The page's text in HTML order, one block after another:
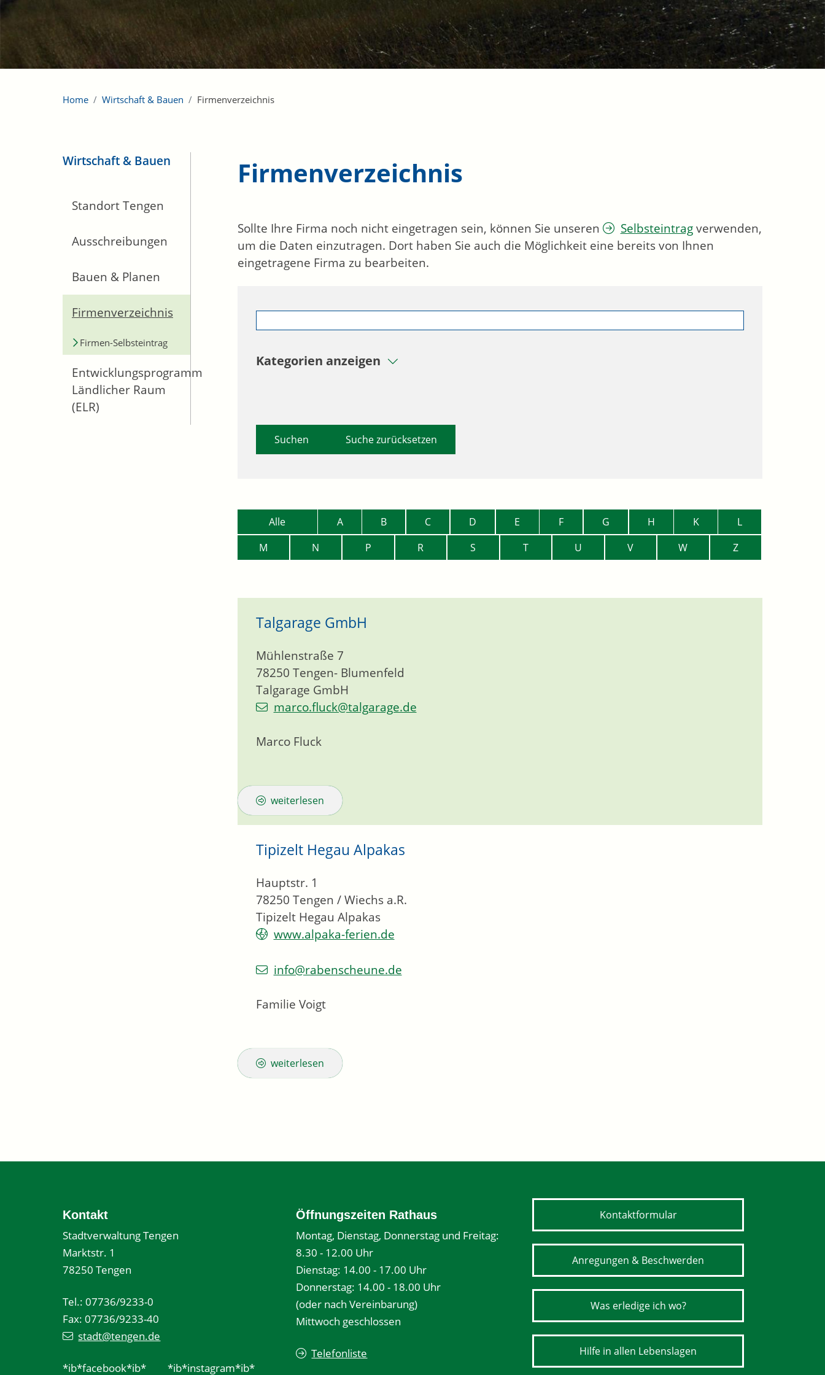
Home Wirtschaft & Bauen Firmenverzeichnis
Wirtschaft & Bauen
Standort Tengen
Ausschreibungen
Bauen & Planen
Firmenverzeichnis
Firmen-Selbsteintrag
Entwicklungsprogramm
Ländlicher Raum
(ELR)
Firmenverzeichnis
Sollte Ihre Firma noch nicht eingetragen sein, können Sie unseren Selbsteintragverwenden,
um die Daten einzutragen. Dort haben Sie auch die Möglichkeit eine bereits von Ihnen
eingetragene Firma zu bearbeiten.
Kategorien anzeigen
Suche zurücksetzen
Alle A B C D E F G H K
L
M
N P R S T U V W Z
Talgarage GmbH
Talgarage GmbH
Mühlenstraße 7
78250 Tengen- Blumenfeld
marco.fluck@talgarage.de
Marco Fluck
weiterlesen
Tipizelt Hegau Alpakas
Tipizelt Hegau Alpakas
Hauptstr. 1
78250 Tengen / Wiechs a.R.
www.alpaka-ferien.de
info@rabenscheune.de
Familie Voigt
weiterlesen
Kontakt
Stadtverwaltung Tengen
Marktstr. 1
78250 Tengen
Tel.: 07736/9233-0
Fax: 07736/9233-40
stadt@tengen.de
*ib*facebook*ib* *ib*instagram*ib*
Öffnungszeiten Rathaus
Montag, Dienstag, Donnerstag und Freitag:
8.30 - 12.00 Uhr
Dienstag: 14.00 - 17.00 Uhr
Donnerstag: 14.00 - 18.00 Uhr
(oder nach Vereinbarung)
Mittwoch geschlossen
Telefonliste
Kontaktformular
Anregungen & Beschwerden
Was erledige ich wo?
Hilfe in allen Lebenslagen